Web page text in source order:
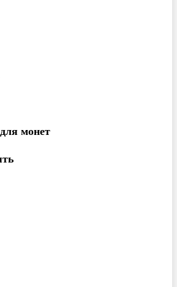
монет